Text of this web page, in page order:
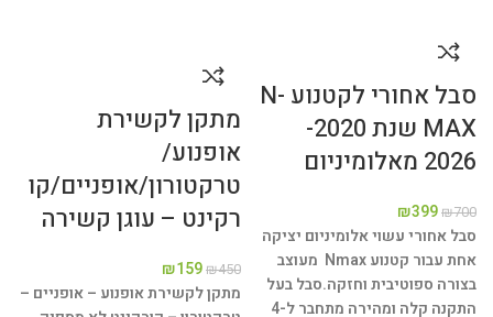
סבל אחורי לקטנוע N-
MAX שנת 2020-
2026 מאלומיניום
₪700
₪399
סבל אחורי עשוי אלומיניום יציקה
אחת עבור קטנוע Nmax מעוצב
בצורה ספוטיבית וחזקה.סבל בעל
התקנה קלה ומהירה מתחבר ל-4
מתקן לקשירת
אופנוע/
טרקטורון/אופניים/קו
רקינט – עוגן קשירה
₪450
₪159
מתקן לקשירת אופנוע – אופניים –